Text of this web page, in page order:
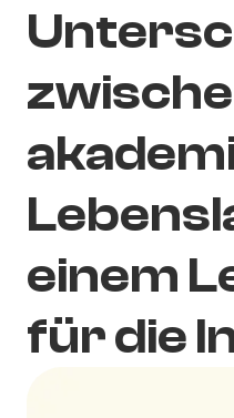
einem
für die